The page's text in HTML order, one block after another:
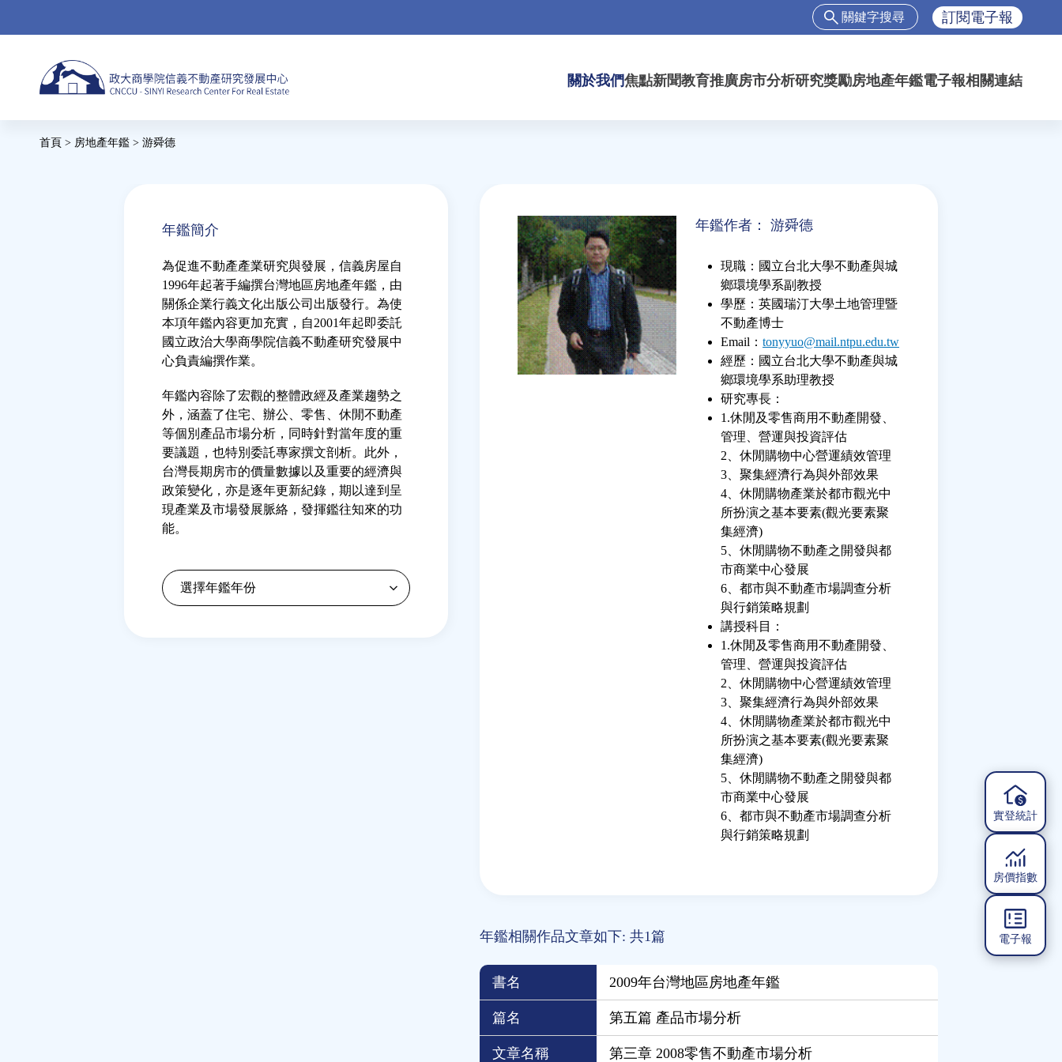
搜
表
單
搜
尋
訂閱電子報
關於我們焦點新聞教育推廣房市分析研究獎勵房地產年鑑電子報相關連結
首頁 > 房地產年鑑 > 游舜德
年鑑簡介
為促進不動產產業研究與發展，信義房屋自
1996年起著手編撰台灣地區房地產年鑑，由
關係企業行義文化出版公司出版發行。為使
本項年鑑內容更加充實，自2001年起即委託
國立政治大學商學院信義不動產研究發展中
心負責編撰作業。
年鑑內容除了宏觀的整體政經及產業趨勢之
外，涵蓋了住宅、辦公、零售、休閒不動產
等個別產品市場分析，同時針對當年度的重
要議題，也特別委託專家撰文剖析。此外，
台灣長期房市的價量數據以及重要的經濟與
政策變化，亦是逐年更新紀錄，期以達到呈
現產業及市場發展脈絡，發揮鑑往知來的功
能。
年鑑作者： 游舜德
現職：國立台北大學不動產與城
鄉環境學系副教授
學歷：英國瑞汀大學土地管理暨
不動產博士
Email： tonyyuo@mail.ntpu.edu.tw
經歷：國立台北大學不動產與城
鄉環境學系助理教授
研究專長：
1.休閒及零售商用不動產開發、
管理、營運與投資評估
2、休閒購物中心營運績效管理
3、聚集經濟行為與外部效果
4、休閒購物產業於都市觀光中
所扮演之基本要素(觀光要素聚
集經濟)
5、休閒購物不動產之開發與都
市商業中心發展
6、都市與不動產市場調查分析
與行銷策略規劃
講授科目：
1.休閒及零售商用不動產開發、
管理、營運與投資評估
2、休閒購物中心營運績效管理
3、聚集經濟行為與外部效果
4、休閒購物產業於都市觀光中
所扮演之基本要素(觀光要素聚
集經濟)
5、休閒購物不動產之開發與都
市商業中心發展
6、都市與不動產市場調查分析
與行銷策略規劃
年鑑相關作品文章如下: 共1篇
書名 2009年台灣地區房地產年鑑
篇名 第五篇 產品市場分析
文章名稱 第三章 2008零售不動產市場分析
實登統計
房價指數
電子報